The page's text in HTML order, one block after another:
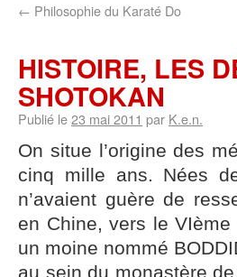
← Philosophie du Karaté Do
HISTOIRE, LES
SHOTOKAN
Publié le23 mai 2011 par K.e.n.
On situe l’origine des
cinq mille ans. Nées
n’avaient guère de
en Chine, vers le
un moine nommé
au sein du monastère